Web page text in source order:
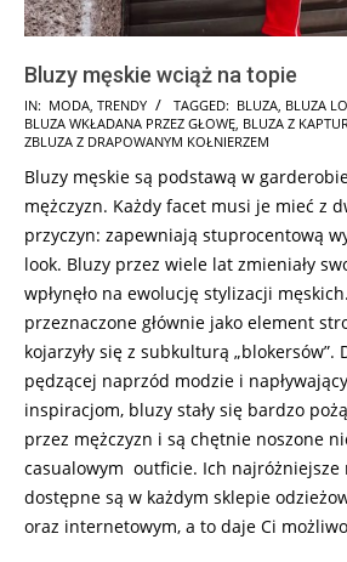
Bluzy męskie wciąż na topie
2017-
11-
IN: MODA TRENDY TAGGED: BLUZA BLUZA
BLUZA WKŁADANA PRZEZ GŁOWĘ BLUZA Z
ZBLUZA Z DRAPOWANYM KOŁNIERZEM
Bluzy męskie są podstawą w
mężczyzn. Każdy facet musi je mieć z
przyczyn: zapewniają stuprocentową
look. Bluzy przez wiele lat zmieniały
wpłynęło na ewolucję stylizacji
przeznaczone głównie jako element
kojarzyły się z subkulturą „blokersów”.
pędzącej naprzód modzie i
inspiracjom, bluzy stały się bardzo
przez mężczyzn i są chętnie noszone
casualowym outficie. Ich najróżniejsze
dostępne są w każdym sklepie
oraz internetowym, a to daje Ci